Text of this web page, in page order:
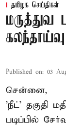
தமிழக செய்திகள்
மருத்துவ
Published on: 03
சென்னை,
'நீட்' தகுதி
படிப்பில்